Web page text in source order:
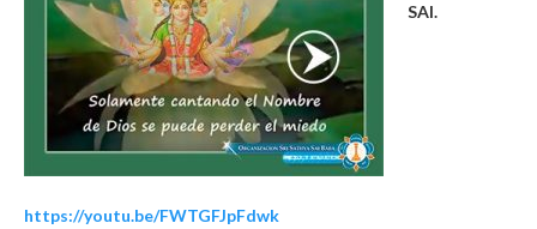
SAI.
https://youtu.be/FWTGFJpFdwk